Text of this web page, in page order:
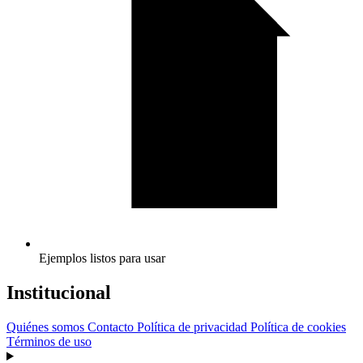
Ejemplos listos para usar
Institucional
Quiénes somos Contacto Política de privacidad Política de cookies
Términos de uso